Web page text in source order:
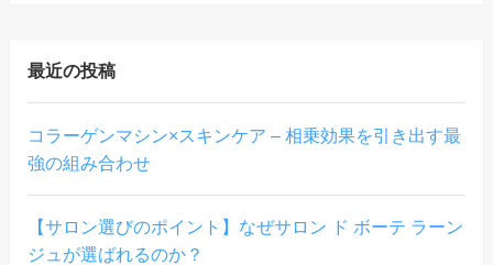
最近の投稿
コラーゲンマシン×スキンケア – 相乗効果を引き出す最
強の組み合わせ
【サロン選びのポイント】なぜサロン ド ボーテ ラーン
ジュが選ばれるのか？